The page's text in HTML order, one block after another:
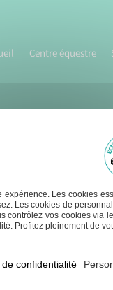
Centre équestre
À partir du 1er
8h30 -
Les cookies
Les cookies de
contrôlez vos cookies via
Profitez pleinement de
de confidentialité